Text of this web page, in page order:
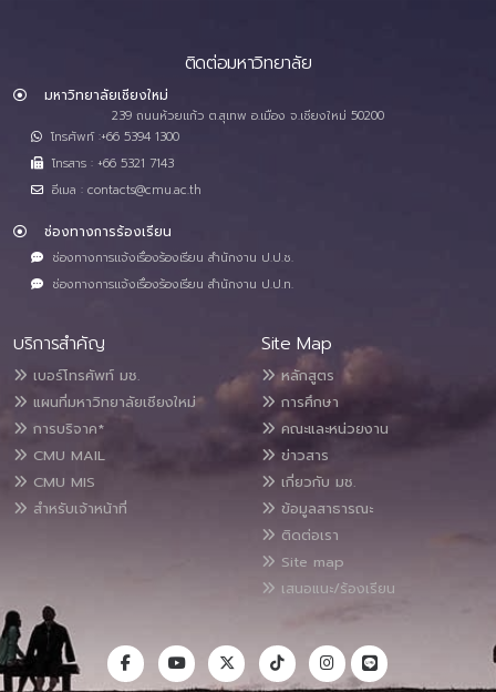
ติดต่อมหาวิทยาลัย
มหาวิทยาลัยเชียงใหม่
239 ถนนห้วยแก้ว ต.สุเทพ อ.เมือง จ.เชียงใหม่ 50200
โทรศัพท์ :+66 5394 1300
โทรสาร : +66 5321 7143
อีเมล : contacts@cmu.ac.th
ช่องทางการร้องเรียน
ช่องทางการแจ้งเรื่องร้องเรียน สำนักงาน ป.ป.ช.
ช่องทางการแจ้งเรื่องร้องเรียน สำนักงาน ป.ป.ท.
บริการสำคัญ
เบอร์โทรศัพท์ มช.
แผนที่มหาวิทยาลัยเชียงใหม่
การบริจาค*
CMU MAIL
CMU MIS
สำหรับเจ้าหน้าที่
Site Map
หลักสูตร
การศึกษา
คณะและหน่วยงาน
ข่าวสาร
เกี่ยวกับ มช.
ข้อมูลสาธารณะ
ติดต่อเรา
Site map
เสนอแนะ/ร้องเรียน